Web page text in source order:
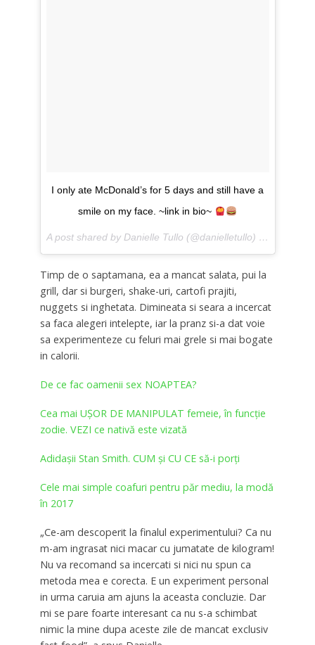
I only ate McDonald’s for 5 days and still have a
smile on my face. ~link in bio~
A post shared by Danielle Tullo (@danielletullo) on
Timp de o saptamana, ea a mancat salata, pui la
grill, dar si burgeri, shake-uri, cartofi prajiti,
nuggets si inghetata. Dimineata si seara a incercat
sa faca alegeri intelepte, iar la pranz si-a dat voie
sa experimenteze cu feluri mai grele si mai bogate
in calorii.
De ce fac oamenii sex NOAPTEA?
Cea mai UȘOR DE MANIPULAT femeie, în funcție
zodie. VEZI ce nativă este vizată
Adidașii Stan Smith. CUM și CU CE să-i porți
Cele mai simple coafuri pentru păr mediu, la modă
în 2017
„Ce-am descoperit la finalul experimentului? Ca nu
m-am ingrasat nici macar cu jumatate de kilogram!
Nu va recomand sa incercati si nici nu spun ca
metoda mea e corecta. E un experiment personal
in urma caruia am ajuns la aceasta concluzie. Dar
mi se pare foarte interesant ca nu s-a schimbat
nimic la mine dupa aceste zile de mancat exclusiv